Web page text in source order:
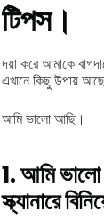
টিপস।
দয়া করে আমাকে
এখানে কিছু উপায়
আমি ভালো আছি।
1. আমি
স্ক্যানারে